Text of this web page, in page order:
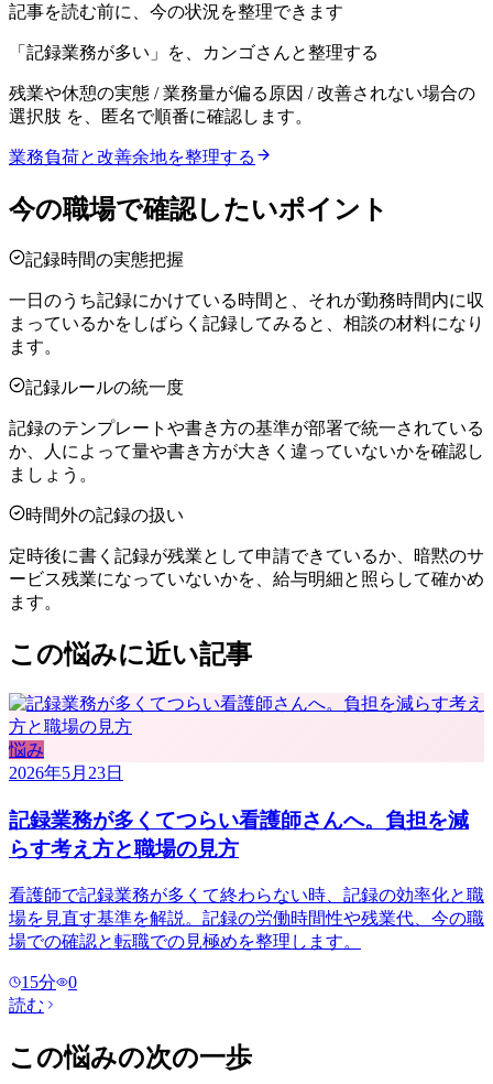
記事を読む前に、今の状況を整理できます
「記録業務が多い」を、カンゴさんと整理する
残業や休憩の実態 / 業務量が偏る原因 / 改善されない場合の
選択肢 を、匿名で順番に確認します。
業務負荷と改善余地を整理する
今の職場で確認したいポイント
記録時間の実態把握
一日のうち記録にかけている時間と、それが勤務時間内に収
まっているかをしばらく記録してみると、相談の材料になり
ます。
記録ルールの統一度
記録のテンプレートや書き方の基準が部署で統一されている
か、人によって量や書き方が大きく違っていないかを確認し
ましょう。
時間外の記録の扱い
定時後に書く記録が残業として申請できているか、暗黙のサ
ービス残業になっていないかを、給与明細と照らして確かめ
ます。
この悩みに近い記事
悩み
2026年5月23日
記録業務が多くてつらい看護師さんへ。負担を減
らす考え方と職場の見方
看護師で記録業務が多くて終わらない時、記録の効率化と職
場を見直す基準を解説。記録の労働時間性や残業代、今の職
場での確認と転職での見極めを整理します。
15分
0
読む
この悩みの次の一歩